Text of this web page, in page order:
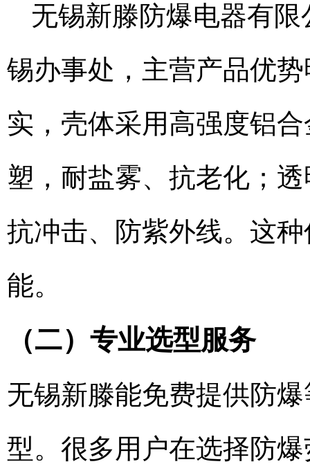
无锡新滕防爆电器有
锡办事处，主营产品优
实，壳体采用高强度铝
塑，耐盐雾、抗老化；
抗冲击、防紫外线。这
能。
（二）专业选型服务
无锡新滕能免费提供防
型。很多用户在选择防